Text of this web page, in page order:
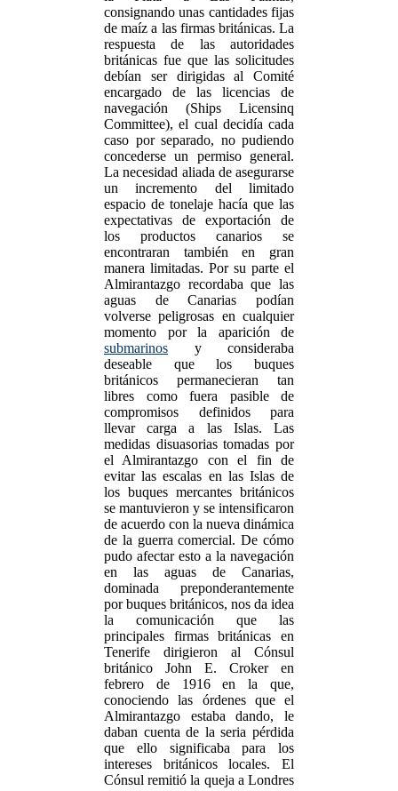
consignando unas cantidades fijas
de maíz a las firmas británicas. La
respuesta de las autoridades
británicas fue que las solicitudes
debían ser dirigidas al Comité
encargado de las licencias de
navegación (Ships Licensinq
Committee), el cual decidía cada
caso por separado, no pudiendo
concederse un permiso general.
La necesidad aliada de asegurarse
un incremento del limitado
espacio de tonelaje hacía que las
expectativas de exportación de
los productos canarios se
encontraran también en gran
manera limitadas. Por su parte el
Almirantazgo recordaba que las
aguas de Canarias podían
volverse peligrosas en cualquier
momento por la aparición de
submarinos y consideraba
deseable que los buques
británicos permanecieran tan
libres como fuera pasible de
compromisos definidos para
llevar carga a las Islas. Las
medidas disuasorias tomadas por
el Almirantazgo con el fin de
evitar las escalas en las Islas de
los buques mercantes británicos
se mantuvieron y se intensificaron
de acuerdo con la nueva dinámica
de la guerra comercial. De cómo
pudo afectar esto a la navegación
en las aguas de Canarias,
dominada preponderantemente
por buques británicos, nos da idea
la comunicación que las
principales firmas británicas en
Tenerife dirigieron al Cónsul
británico John E. Croker en
febrero de 1916 en la que,
conociendo las órdenes que el
Almirantazgo estaba dando, le
daban cuenta de la seria pérdida
que ello significaba para los
intereses británicos locales. El
Cónsul remitió la queja a Londres